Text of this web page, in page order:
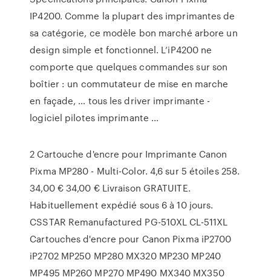
IP4200. Comme la plupart des imprimantes de
sa catégorie, ce modèle bon marché arbore un
design simple et fonctionnel. L’iP4200 ne
comporte que quelques commandes sur son
boîtier : un commutateur de mise en marche
en façade, … tous les driver imprimante -
logiciel pilotes imprimante ...
2 Cartouche d'encre pour Imprimante Canon
Pixma MP280 - Multi-Color. 4,6 sur 5 étoiles 258.
34,00 € 34,00 € Livraison GRATUITE.
Habituellement expédié sous 6 à 10 jours.
CSSTAR Remanufactured PG-510XL CL-511XL
Cartouches d'encre pour Canon Pixma iP2700
iP2702 MP250 MP280 MX320 MP230 MP240
MP495 MP260 MP270 MP490 MX340 MX350